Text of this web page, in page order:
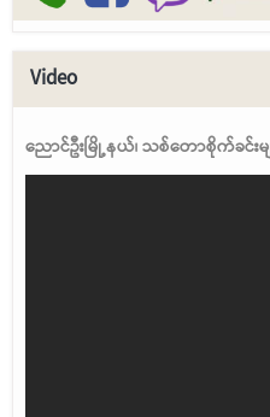
Video
ညောင်ဦးမြို့နယ်၊ သစ်တောစိုက်ခင်းမ